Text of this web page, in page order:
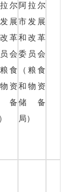
尔
展
革
会
粮食
资
备
阿拉尔
市发展
和改革
委员会
（粮食
和物资
储备
局）